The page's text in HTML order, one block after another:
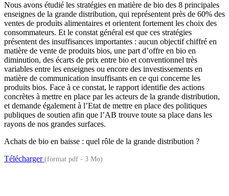
Nous avons étudié les stratégies en matière de bio des 8 principales
enseignes de la grande distribution, qui représentent près de 60% des
ventes de produits alimentaires et orientent fortement les choix des
consommateurs. Et le constat général est que ces stratégies
présentent des insuffisances importantes : aucun objectif chiffré en
matière de vente de produits bios, une part d’offre en bio en
diminution, des écarts de prix entre bio et conventionnel très
variables entre les enseignes ou encore des investissements en
matière de communication insuffisants en ce qui concerne les
produits bios. Face à ce constat, le rapport identifie des actions
concrètes à mettre en place par les acteurs de la grande distribution,
et demande également à l’Etat de mettre en place des politiques
publiques de soutien afin que l’AB trouve toute sa place dans les
rayons de nos grandes surfaces.
Achats de bio en baisse : quel rôle de la grande distribution ?
Télécharger (format pdf - 3 Mo)